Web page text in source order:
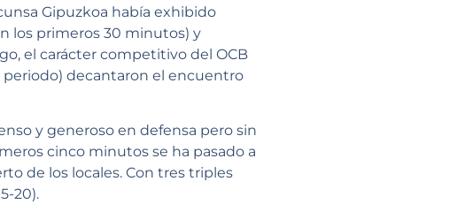
Gipuzkoa había exhibido
los primeros 30 minutos) y
el carácter competitivo del OCB
periodo) decantaron el encuentro
y generoso en defensa pero sin
cinco minutos se ha pasado a
de los locales. Con tres triples
20).